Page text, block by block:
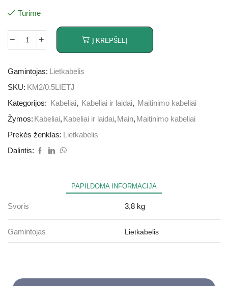
Turime
Į KREPŠELĮ
Gamintojas:
Lietkabelis
SKU: KM2/0.5LIETJ
Kategorijos:
Kabeliai, Kabeliai ir laidai, Maitinimo kabeliai
Žymos: Kabeliai, Kabeliai ir laidai, Main, Maitinimo kabeliai
Prekės ženklas:
Lietkabelis
Dalintis:
PAPILDOMA INFORMACIJA
Svoris 3,8 kg
Gamintojas Lietkabelis